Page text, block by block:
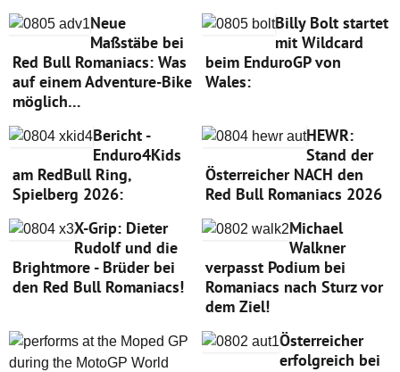
Neue
Maßstäbe bei
Red Bull Romaniacs: Was
auf einem Adventure-Bike
möglich…
Billy Bolt startet
mit Wildcard
beim EnduroGP von
Wales:
Bericht -
Enduro4Kids
am RedBull Ring,
Spielberg 2026:
HEWR:
Stand der
Österreicher NACH den
Red Bull Romaniacs 2026
X-Grip: Dieter
Rudolf und die
Brightmore - Brüder bei
den Red Bull Romaniacs!
Michael
Walkner
verpasst Podium bei
Romaniacs nach Sturz vor
dem Ziel!
Österreicher
erfolgreich bei